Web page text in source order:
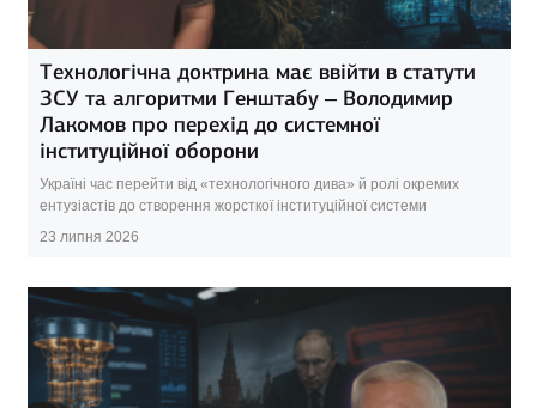
Технологічна доктрина має ввійти в статути
ЗСУ та алгоритми Генштабу – Володимир
Лакомов про перехід до системної
інституційної оборони
Україні час перейти від «технологічного дива» й ролі окремих
ентузіастів до створення жорсткої інституційної системи
23 липня 2026